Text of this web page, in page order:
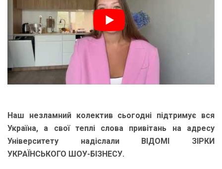
Наш незламний колектив сьогодні підтримує вся
Україна, а свої теплі слова привітань на адресу
Університету надіслали ВІДОМІ ЗІРКИ
УКРАЇНСЬКОГО ШОУ-БІЗНЕСУ.